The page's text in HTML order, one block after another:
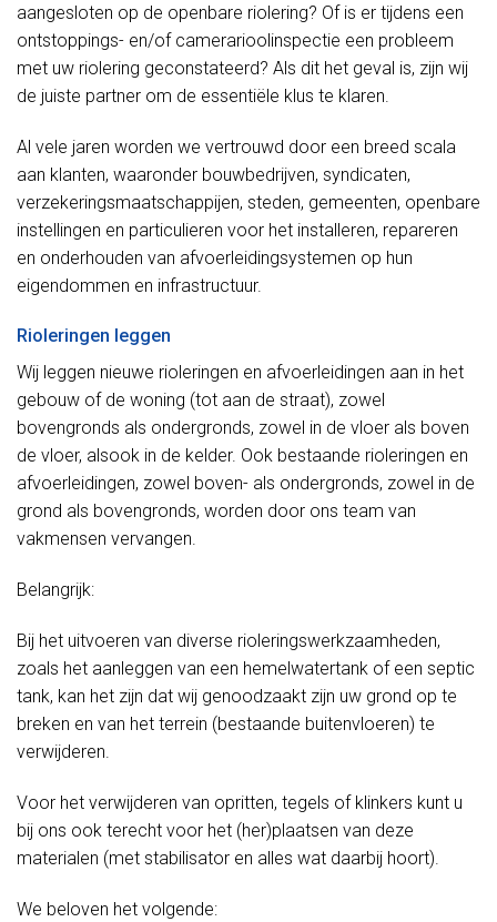
aangesloten op de openbare riolering? Of is er tijdens een
ontstoppings- en/of camerarioolinspectie een probleem
met uw riolering geconstateerd? Als dit het geval is, zijn wij
de juiste partner om de essentiële klus te klaren.
Al vele jaren worden we vertrouwd door een breed scala
aan klanten, waaronder bouwbedrijven, syndicaten,
verzekeringsmaatschappijen, steden, gemeenten, openbare
instellingen en particulieren voor het installeren, repareren
en onderhouden van afvoerleidingsystemen op hun
eigendommen en infrastructuur.
Rioleringen leggen
Wij leggen nieuwe rioleringen en afvoerleidingen aan in het
gebouw of de woning (tot aan de straat), zowel
bovengronds als ondergronds, zowel in de vloer als boven
de vloer, alsook in de kelder. Ook bestaande rioleringen en
afvoerleidingen, zowel boven- als ondergronds, zowel in de
grond als bovengronds, worden door ons team van
vakmensen vervangen.
Belangrijk:
Bij het uitvoeren van diverse rioleringswerkzaamheden,
zoals het aanleggen van een hemelwatertank of een septic
tank, kan het zijn dat wij genoodzaakt zijn uw grond op te
breken en van het terrein (bestaande buitenvloeren) te
verwijderen.
Voor het verwijderen van opritten, tegels of klinkers kunt u
bij ons ook terecht voor het (her)plaatsen van deze
materialen (met stabilisator en alles wat daarbij hoort).
We beloven het volgende: